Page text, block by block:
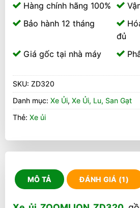
Hàng chính hãng 100%
Bảo hành 12 tháng
đủ
Giá gốc tại nhà máy
SKU: ZD320
Danh mục: Xe Ủi, Xe Ủi, Lu, San Gạt
Thẻ: Xe ủi
MÔ TẢ ĐÁNH GIÁ (1)